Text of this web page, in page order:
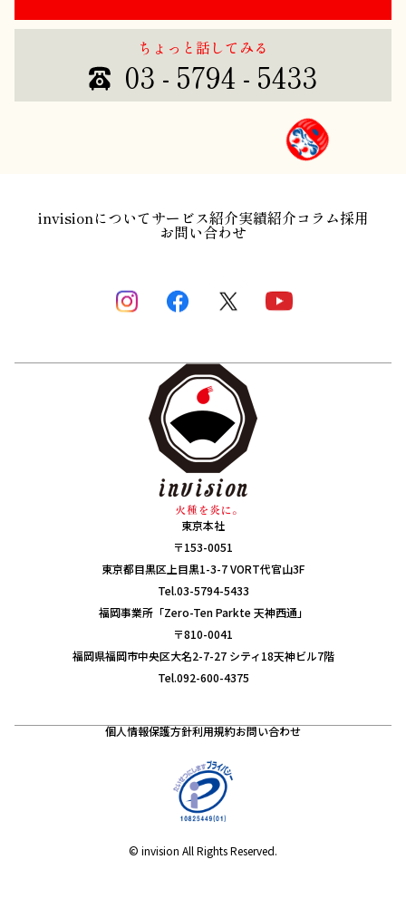
ちょっと話してみる
03 - 5794 - 5433
invisionについてサービス紹介実績紹介コラム採用
お問い合わせ
東京本社
〒153-0051
東京都目黒区上目黒1-3-7 VORT代官山3F
Tel.03-5794-5433
福岡事業所「Zero-Ten Parkte 天神西通」
〒810-0041
福岡県福岡市中央区大名2-7-27 シティ18天神ビル7階
Tel.092-600-4375
個人情報保護方針利用規約お問い合わせ
© invision All Rights Reserved.